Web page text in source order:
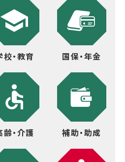
校・教育 国保・年金
齢・介護 補助・助成